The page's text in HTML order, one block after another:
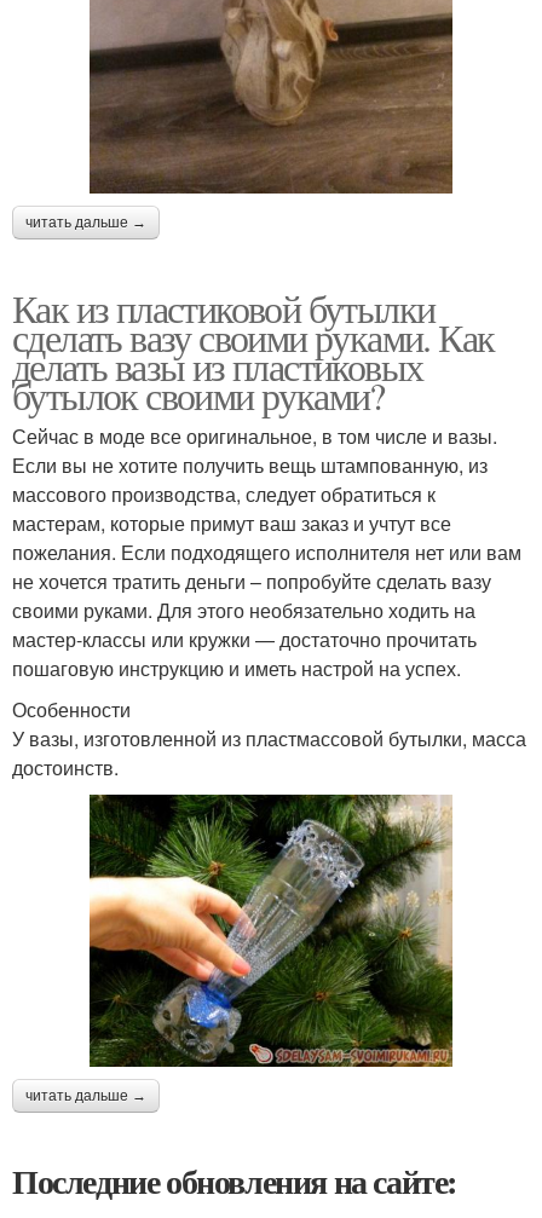
читать дальше →
Как из пластиковой бутылки
сделать вазу своими руками. Как
делать вазы из пластиковых
бутылок своими руками?
Сейчас в моде все оригинальное, в том числе и вазы.
Если вы не хотите получить вещь штампованную, из
массового производства, следует обратиться к
мастерам, которые примут ваш заказ и учтут все
пожелания. Если подходящего исполнителя нет или вам
не хочется тратить деньги – попробуйте сделать вазу
своими руками. Для этого необязательно ходить на
мастер-классы или кружки — достаточно прочитать
пошаговую инструкцию и иметь настрой на успех.
Особенности
У вазы, изготовленной из пластмассовой бутылки, масса
достоинств.
читать дальше →
Последние обновления на сайте: